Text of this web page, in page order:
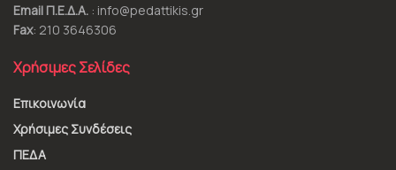
Email Π.Ε.Δ.Α. : info@pedattikis.gr
Fax: 210 3646306
Χρήσιμες Σελίδες
Επικοινωνία
Χρήσιμες Συνδέσεις
ΠΕΔΑ